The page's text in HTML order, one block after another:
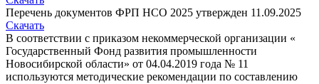
Перечень документов ФРП НСО 2025 утвержден 11.09.2025
Скачать
В соответствии с приказом некоммерческой организации «
Государственный Фонд развития промышленности
Новосибирской области» от 04.04.2019 года № 11
используются методические рекомендации по составлению